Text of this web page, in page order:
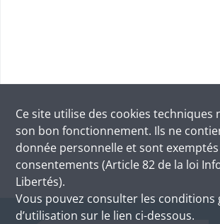
Ce site utilise des cookies techniques
son bon fonctionnement. Ils ne
donnée personnelle et sont
consentements (Article 82 de la loi
Libertés).
Vous pouvez consulter les conditions
d’utilisation sur le lien ci-dessous.